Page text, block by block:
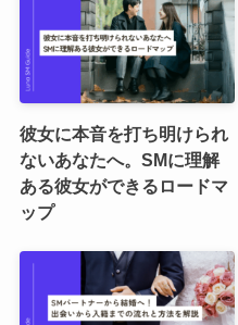
彼女に本音を打ち明けられ
ないあなたへ。SMに理解
ある彼女ができるロードマ
ップ